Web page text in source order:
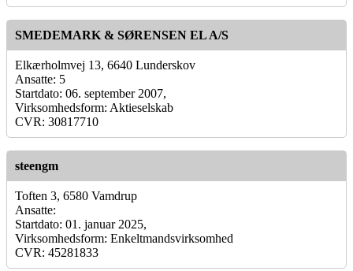
SMEDEMARK & SØRENSEN EL A/S
Elkærholmvej 13, 6640 Lunderskov
Ansatte: 5
Startdato: 06. september 2007,
Virksomhedsform: Aktieselskab
CVR: 30817710
steengm
Toften 3, 6580 Vamdrup
Ansatte:
Startdato: 01. januar 2025,
Virksomhedsform: Enkeltmandsvirksomhed
CVR: 45281833